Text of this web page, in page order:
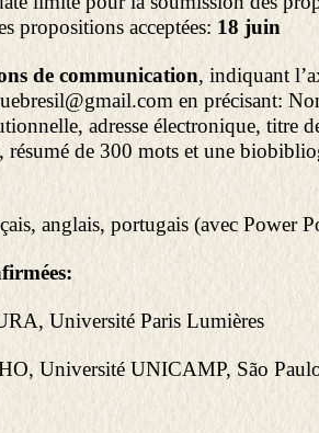
propositions acceptées: 18 juin
de communication, indiquant
en précisant:
adresse électronique, titre
résumé de 300 mots et une
anglais, portugais (avec Power
Université Paris Lumières
Université UNICAMP, São